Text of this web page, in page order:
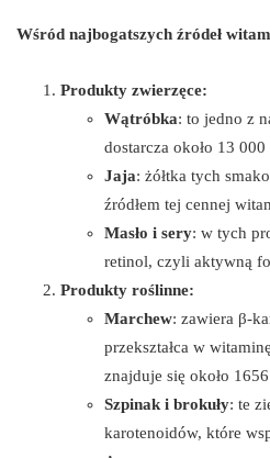
Wśród najbogatszych źródeł
Produkty zwierzęce:
Wątróbka: to jedno z
dostarcza około 13
Jaja: żółtka tych
źródłem tej cennej
Masło i sery: w tych
retinol, czyli aktywną
Produkty roślinne:
Marchew: zawiera β-
przekształca w
znajduje się około
Szpinak i brokuły: te
karotenoidów, które